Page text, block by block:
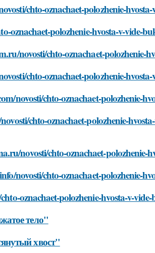
chto-oznachaet-polozhenie-
oznachaet-polozhenie-hvosta-v-vide-
novosti/chto-oznachaet-polozhenie-
chto-oznachaet-polozhenie-
novosti/chto-oznachaet-polozhenie-
chto-oznachaet-polozhenie-
novosti/chto-oznachaet-polozhenie-
novosti/chto-oznachaet-polozhenie-
oznachaet-polozhenie-hvosta-v-
тело"
хвост"